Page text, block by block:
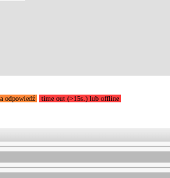
odpowiedź time out (>15s.) lub offline